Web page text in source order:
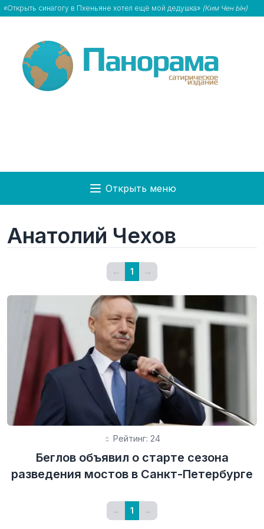
«Открыть синагогу в Пхеньяне хотел ещё мой дедушка» (Ким Чен Ын)
Открыть меню
Анатолий Чехов
← 1 →
Рейтинг: 24
Беглов объявил о старте сезона
разведения мостов в Санкт-Петербурге
← 1 →